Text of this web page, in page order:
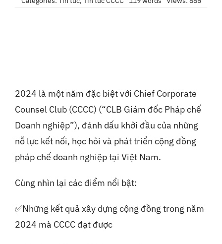
2024 là một năm đặc biệt với Chief Corporate
Counsel Club (CCCC) (“CLB Giám đốc Pháp chế
Doanh nghiệp”), đánh dấu khởi đầu của những
nỗ lực kết nối, học hỏi và phát triển cộng đồng
pháp chế doanh nghiệp tại Việt Nam.
Cùng nhìn lại các điểm nổi bật:
✅Những kết quả xây dựng cộng đồng trong năm
2024 mà CCCC đạt được